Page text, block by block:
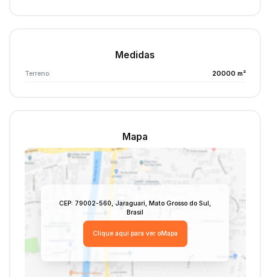
Medidas
Terreno: 20000 m²
Mapa
CEP: 79002-560, Jaraguari, Mato Grosso do Sul,
Brasil
Clique aqui para ver oMapa